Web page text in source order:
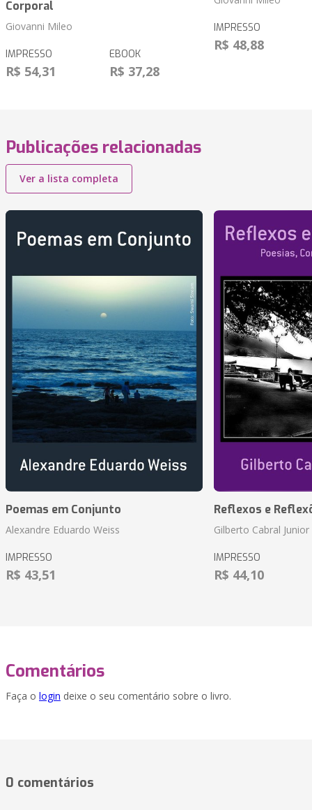
Corporal
Giovanni Mileo
IMPRESSO
R$ 54,31
EBOOK
R$ 37,28
IMPRESSO
R$ 48,88
Publicações relacionadas
Ver a lista completa
Poemas em Conjunto
Alexandre Eduardo Weiss
IMPRESSO
R$ 43,51
Reflexos e
Gilberto Cabral Junior
IMPRESSO
R$ 44,10
Comentários
Faça o login deixe o seu comentário sobre o livro.
0 comentários